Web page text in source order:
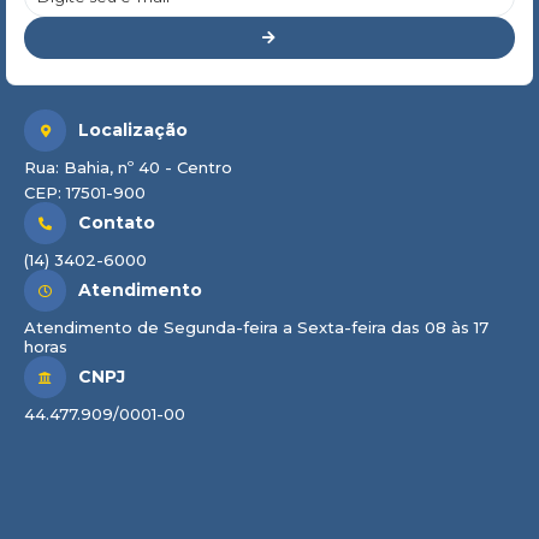
Localização
Rua: Bahia, nº 40 - Centro
CEP: 17501-900
Contato
(14) 3402-6000
Atendimento
Atendimento de Segunda-feira a Sexta-feira das 08 às 17
horas
CNPJ
44.477.909/0001-00